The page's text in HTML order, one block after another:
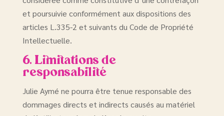
et poursuivie conformément aux dispositions des
articles L.335-2 et suivants du Code de Propriété
Intellectuelle.
6. Limitations de
responsabilité
Julie Aymé ne pourra être tenue responsable des
dommages directs et indirects causés au matériel